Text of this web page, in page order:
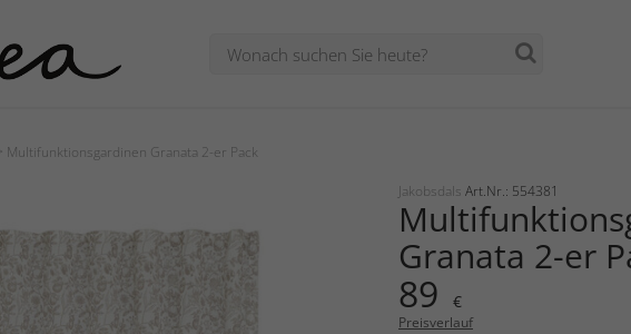
> Multifunktionsgardinen Granata 2-er Pack
Jakobsdals Art.Nr.: 554381
Granata 2-er
89 €
Preisverlauf